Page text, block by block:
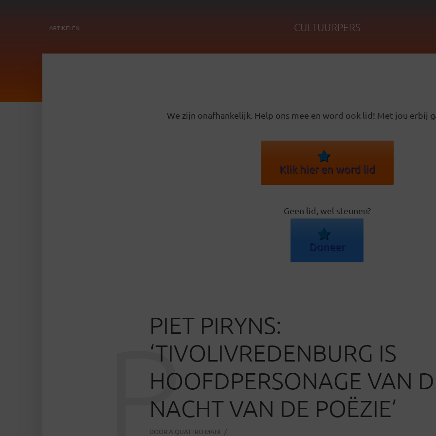
ARTIKELEN CULTUURPERS
We zijn onafhankelijk. Help ons mee en word ook lid! Met jou erbij
Klik hier en word lid
Geen lid, wel steunen?
Doneer
PIET PIRYNS:
‘TIVOLIVREDENBURG IS
HOOFDPERSONAGE VAN
NACHT VAN DE POËZIE’
DOOR A QUATTRO MANI
P